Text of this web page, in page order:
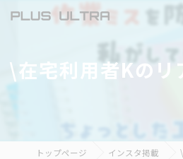
\在宅利用者Kのリ
トップページ インスタ掲載